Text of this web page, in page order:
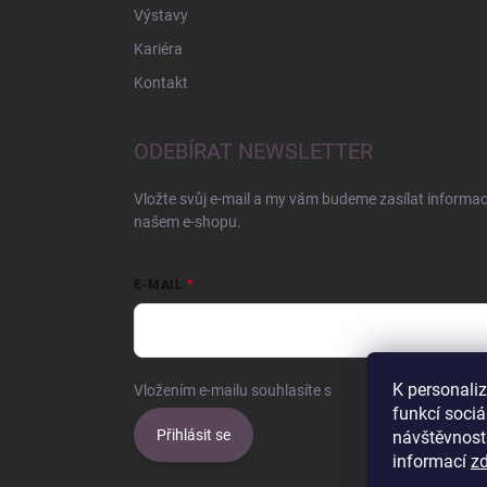
K
funkcí
informací
Výstavy
Kariéra
Kontakt
ODEBÍRAT NEWSLETTER
Vložte svůj e-mail a my vám budeme zasílat
našem e-shopu.
E-MAIL
Vložením e-mailu souhlasíte s podmínkami ochrany
Přihlásit se